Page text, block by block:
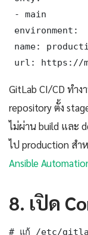
- main
environment:
name:
url: https://
GitLab CI/CD ทำ
repository ตั้ง
ไม่ผ่าน build และ
ไป production ส
Ansible
8. เปิด
# แก้ /etc/